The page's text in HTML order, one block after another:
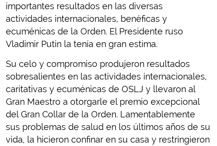
importantes resultados en las diversas
actividades internacionales, benéficas y
ecuménicas de la Orden. El Presidente ruso
Vladimir Putin la tenía en gran estima.
Su celo y compromiso produjeron resultados
sobresalientes en las actividades internacionales,
caritativas y ecuménicas de OSLJ y llevaron al
Gran Maestro a otorgarle el premio excepcional
del Gran Collar de la Orden. Lamentablemente
sus problemas de salud en los últimos años de su
vida, la hicieron confinar en su casa y restringieron